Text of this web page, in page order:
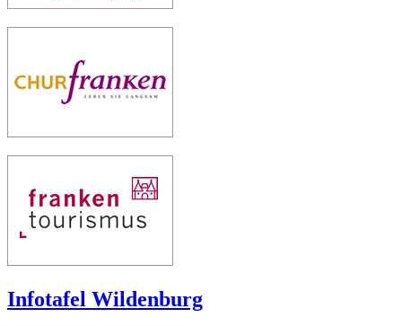
Infotafel Wildenburg